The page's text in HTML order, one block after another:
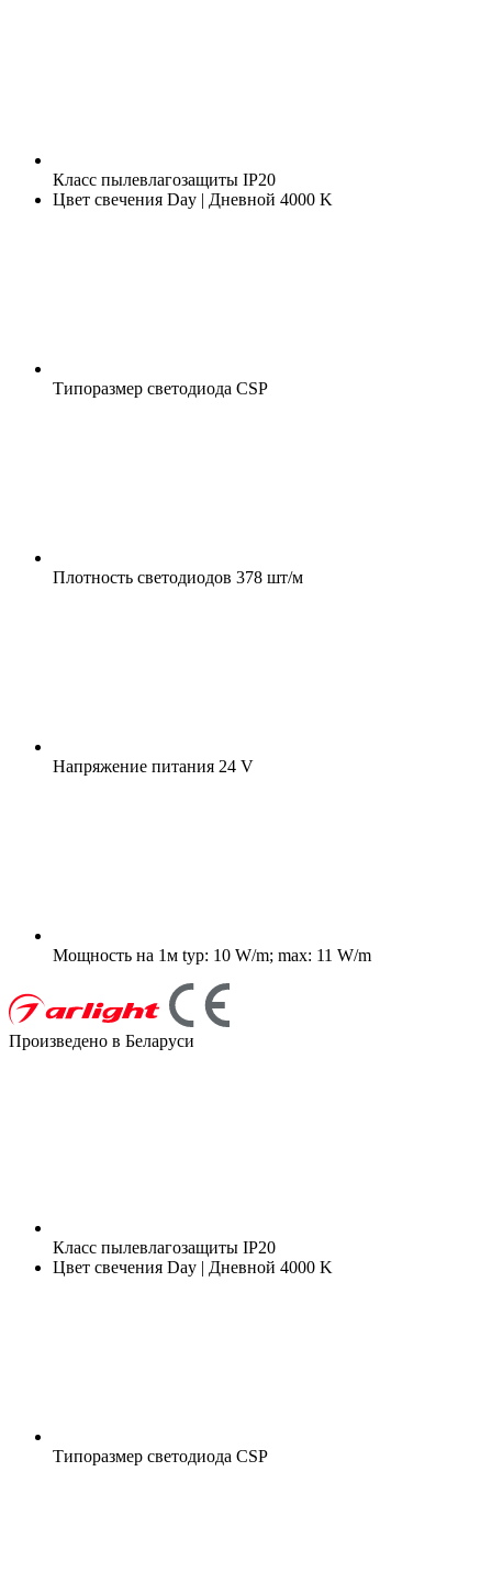
Класс пылевлагозащиты IP20
Цвет свечения Day | Дневной 4000 K
Типоразмер светодиода CSP
Плотность светодиодов 378 шт/м
Напряжение питания 24 V
Мощность на 1м typ: 10 W/m; max: 11 W/m
Произведено в Беларуси
Класс пылевлагозащиты IP20
Цвет свечения Day | Дневной 4000 K
Типоразмер светодиода CSP